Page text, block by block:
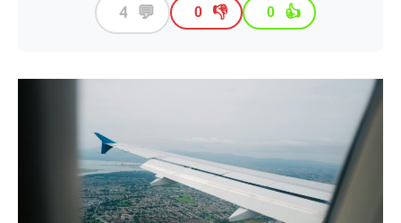
👍
0
👎
0
💬
4